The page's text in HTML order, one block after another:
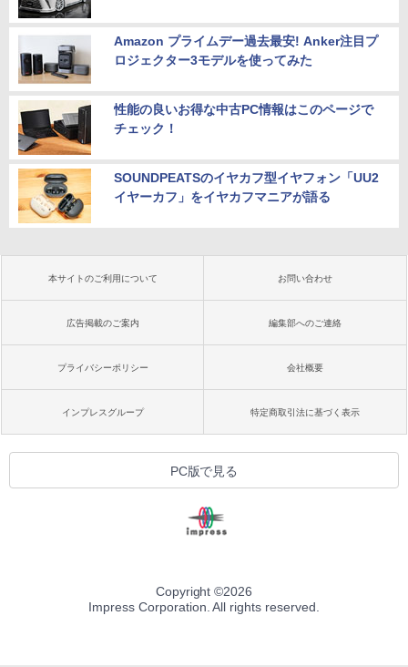
Amazon プライムデー過去最安! Anker注目プ
ロジェクター3モデルを使ってみた
性能の良いお得な中古PC情報はこのページで
チェック！
SOUNDPEATSのイヤカフ型イヤフォン「UU2
イヤーカフ」をイヤカフマニアが語る
本サイトのご利用について お問い合わせ
広告掲載のご案内 編集部へのご連絡
プライバシーポリシー 会社概要
インプレスグループ 特定商取引法に基づく表示
PC版で見る
Copyright ©2026
Impress Corporation. All rights reserved.